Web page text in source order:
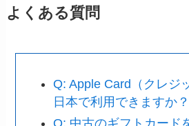
よくある質問
Q: Apple Card（クレジ
日本で利用できますか？
Q: 中古のギフトカード